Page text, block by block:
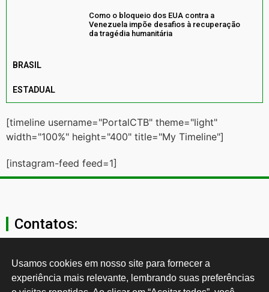
Como o bloqueio dos EUA contra a
Venezuela impõe desafios à recuperação
da tragédia humanitária
BRASIL
ESTADUAL
[timeline username="PortalCTB" theme="light"
width="100%" height="400" title="My Timeline"]
[instagram-feed feed=1]
Contatos:
secgeral@ctb.org.br
11 3874-0040
Usamos cookies em nosso site para fornecer a
experiência mais relevante, lembrando suas preferências